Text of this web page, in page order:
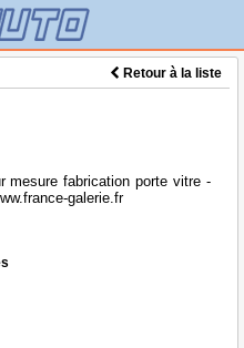
Retour à la liste
mesure fabrication porte vitre -
galerie.fr